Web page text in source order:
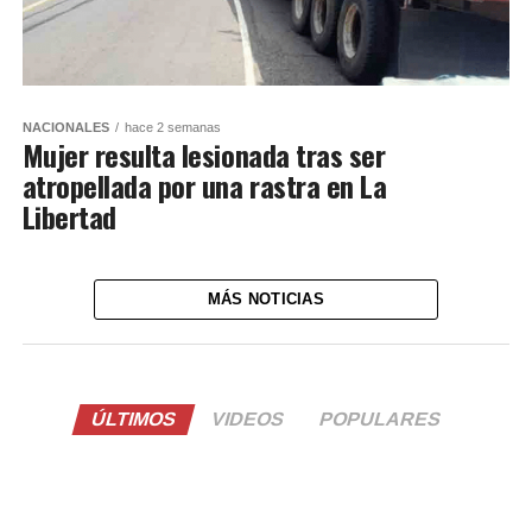
NACIONALES hace 2 semanas
Mujer resulta lesionada tras ser
atropellada por una rastra en La
Libertad
MÁS NOTICIAS
ÚLTIMOS VIDEOS POPULARES